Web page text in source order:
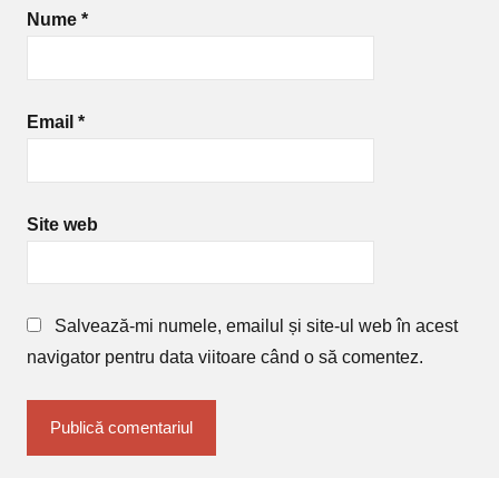
Nume *
Email *
Site web
Salvează-mi numele, emailul și site-ul web în acest
navigator pentru data viitoare când o să comentez.